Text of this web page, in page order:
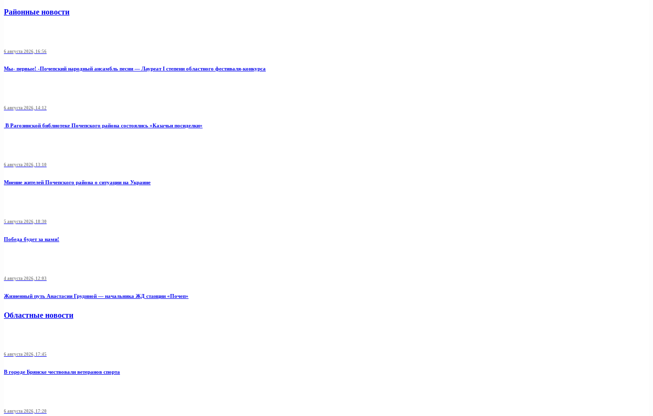
Районные новости
6 августа 2026, 16:56
Мы- первые! -Почепский народный ансамбль песни — Лауреат I степени областного фестиваля-конкурса
6 августа 2026, 14:12
В Рагозинской библиотеке Почепского района состоялись «Казачьи посиделки»
6 августа 2026, 13:10
Мнение жителей Почепского района о ситуации на Украине
5 августа 2026, 18:30
Победа будет за нами!
4 августа 2026, 12:03
Жизненный путь Анастасии Грудиной — начальника ЖД станции «Почеп»
Областные новости
6 августа 2026, 17:45
В городе Брянске чествовали ветеранов спорта
6 августа 2026, 17:20